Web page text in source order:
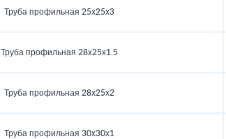
Труба профильная 25х25х3
Труба профильная 28х25х1.5
Труба профильная 28х25х2
Труба профильная 30х30х1